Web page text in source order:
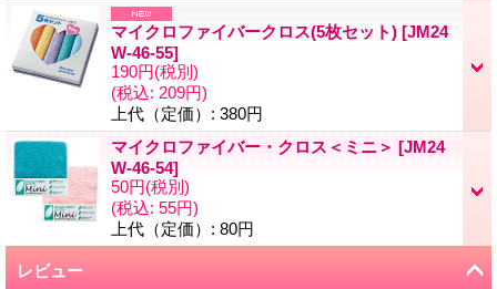
マイクロファイバークロス(5枚セット) [JM24
W-46-55]
190円(税別)
(税込: 209円)
上代（定価） : 380円
マイクロファイバー・クロス＜ミニ＞ [JM24
W-46-54]
50円(税別)
(税込: 55円)
上代（定価） : 80円
レビュー